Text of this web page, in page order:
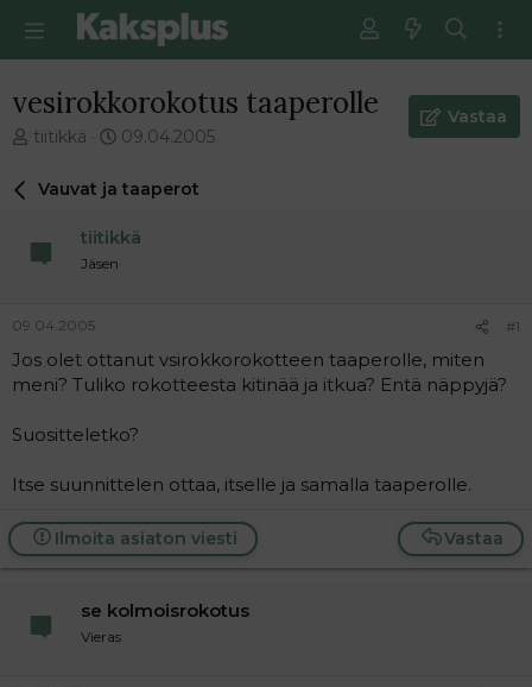
vesirokkorokotus taaperolle
V
e
i
t
u
n
l
t
t
a
j
tiitikkä
E
s
m
m
n
v
e
i
09.04.2005
Vastaa
Vauvat ja taaperot
tiitikkä
Jäsen
09.04.2005 #1
Jos olet ottanut vsirokkorokotteen taaperolle, miten
meni? Tuliko rokotteesta kitinää ja itkua? Entä näppyjä?
Suositteletko?
Itse suunnittelen ottaa, itselle ja samalla taaperolle.
Vastaa
Ilmoita asiaton viesti
se kolmoisrokotus
Vieras